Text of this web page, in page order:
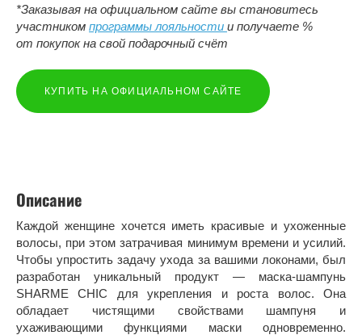
*Заказывая на официальном сайте вы становитесь
участником программы лояльности и получаете %
от покупок на свой подарочный счёт
КУПИТЬ НА ОФИЦИАЛЬНОМ САЙТЕ
Описание
Каждой женщине хочется иметь красивые и ухоженные
волосы, при этом затрачивая минимум времени и усилий.
Чтобы упростить задачу ухода за вашими локонами, был
разработан уникальный продукт — маска-шампунь
SHARME CHIC для укрепления и роста волос. Она
обладает чистящими свойствами шампуня и
ухаживающими функциями маски одновременно.